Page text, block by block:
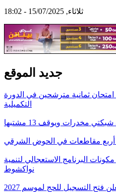
ثلاثاء, 15/07/2025 - 18:02
جديد الموقع
امتحان ثمانية مترشحين في الدورة
التكميلية
مخدرات ويوقف 13 مشتبها
مقاطعات في الحوض الشرقي
البرنامج الاستعجالي لتنمية
نواكشوط
فتح التسجيل للحج لموسم 2027